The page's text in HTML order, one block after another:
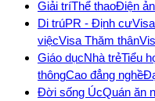
Giải tríThể thaoĐiện
Di trúPR - Định cư
việcVisa Thăm thân
Giáo dụcNhà trẻTiểu
thôngCao đẳng nghề
Đời sống ÚcQuán ăn